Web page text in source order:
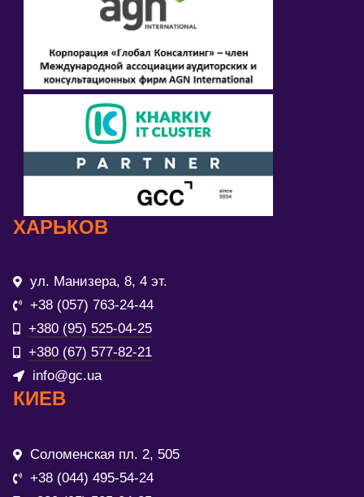
ХАРЬКОВ
ул. Манизера, 8, 4 эт.
+38 (057) 763-24-44
+380 (95) 525-04-25
+380 (67) 577-82-21
info@gc.ua
КИЕВ
Соломенская пл. 2, 505
+38 (044) 495-54-24